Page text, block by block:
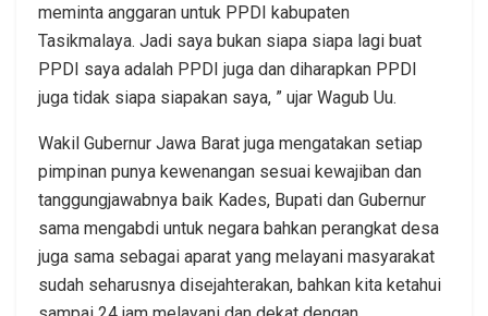
meminta anggaran untuk PPDI kabupaten
Tasikmalaya. Jadi saya bukan siapa siapa lagi buat
PPDI saya adalah PPDI juga dan diharapkan PPDI
juga tidak siapa siapakan saya, ” ujar Wagub Uu.
Wakil Gubernur Jawa Barat juga mengatakan setiap
pimpinan punya kewenangan sesuai kewajiban dan
tanggungjawabnya baik Kades, Bupati dan Gubernur
sama mengabdi untuk negara bahkan perangkat desa
juga sama sebagai aparat yang melayani masyarakat
sudah seharusnya disejahterakan, bahkan kita ketahui